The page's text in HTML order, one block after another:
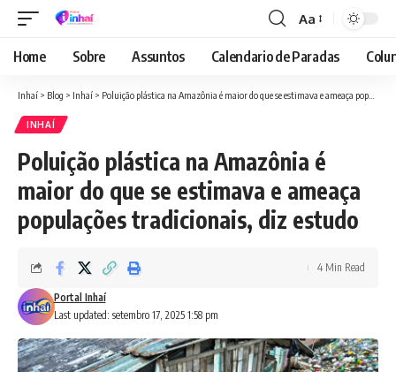
Font
Resizer
Aa
Home Sobre Assuntos Calendario de Paradas
Inhaí > Blog > Inhaí > Poluição plástica na Amazônia é maior do que se estimava e ameaça populações tradicionais, diz estudo
INHAÍ
Poluição plástica na Amazônia é
maior do que se estimava e ameaça
populações tradicionais, diz estudo
Last updated: setembro 17, 2025 1:58 pm
Portal Inhaí
4 Min Read